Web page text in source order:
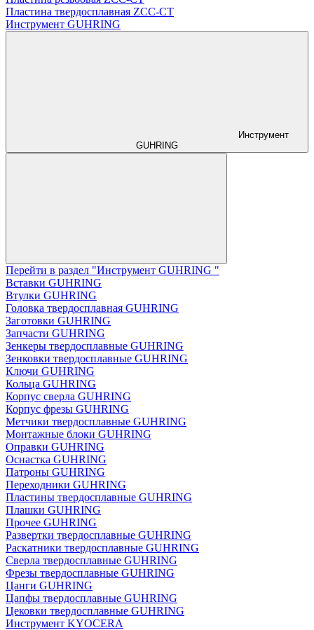
Пластина твердосплавная ZCC-CT
Инструмент GUHRING
Инструмент
GUHRING
Перейти в раздел "Инструмент GUHRING "
Вставки GUHRING
Втулки GUHRING
Головка твердосплавная GUHRING
Заготовки GUHRING
Запчасти GUHRING
Зенкеры твердосплавные GUHRING
Зенковки твердосплавные GUHRING
Ключи GUHRING
Кольца GUHRING
Корпус сверла GUHRING
Корпус фрезы GUHRING
Метчики твердосплавные GUHRING
Монтажные блоки GUHRING
Оправки GUHRING
Оснастка GUHRING
Патроны GUHRING
Переходники GUHRING
Пластины твердосплавные GUHRING
Плашки GUHRING
Прочее GUHRING
Развертки твердосплавные GUHRING
Раскатники твердосплавные GUHRING
Сверла твердосплавные GUHRING
Фрезы твердосплавные GUHRING
Цанги GUHRING
Цапфы твердосплавные GUHRING
Цековки твердосплавные GUHRING
Инструмент KYOCERA